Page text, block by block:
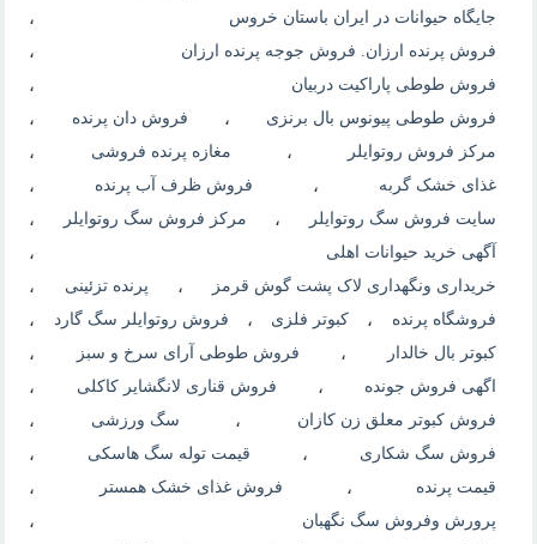
جایگاه حیوانات در ایران باستان خروس ،
فروش پرنده ارزان. فروش جوجه پرنده ارزان ،
فروش طوطی پاراکیت دربیان ،
فروش طوطی پیونوس بال برنزی ، فروش دان پرنده ،
مرکز فروش روتوایلر ، مغازه پرنده فروشی ،
غذای خشک گربه ، فروش ظرف آب پرنده ،
سایت فروش سگ روتوایلر ، مرکز فروش سگ روتوایلر ،
آگهی خرید حیوانات اهلی ،
خریداری ونگهداری لاک پشت گوش قرمز ، پرنده تزئینی ،
فروشگاه پرنده ، کبوتر فلزی ، فروش روتوایلر سگ گارد ،
کبوتر بال خالدار ، فروش طوطی آرای سرخ و سبز ،
اگهی فروش جونده ، فروش قناری لانگشایر کاکلی ،
فروش کبوتر معلق زن کازان ، سگ ورزشی ،
فروش سگ شکاری ، قیمت توله سگ هاسکی ،
قیمت پرنده ، فروش غذای خشک همستر ،
پرورش وفروش سگ نگهبان ،